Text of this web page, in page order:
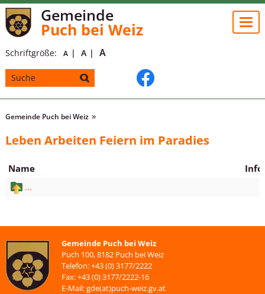
Gemeinde
Puch bei Weiz
Schriftgröße: A A A
Gemeinde Puch bei Weiz
Leben Arbeiten Feiern im Paradies
Name
Info
...
Gemeinde Puch bei Weiz
Puch 100, 8182 Puch bei Weiz
Telefon: +43 (0) 3177/2222
Fax: +43 (0) 3177/2222-16
E-Mail: gde(at)puch-weiz.gv.at